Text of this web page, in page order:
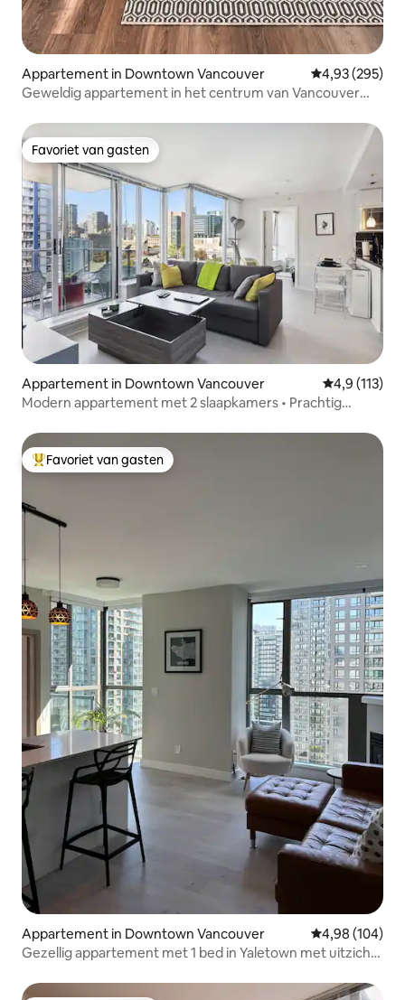
Appartement in Downtown Vancouver Gemiddelde
4,93 (295)
Geweldig appartement in het centrum van Vancouver
Favoriet van gasten
Favoriet van gasten
Appartement in Downtown Vancouver Gemiddelde
4,9 (113)
Modern appartement met 2 slaapkamers • Prachtig
Topfavoriet van gasten
Favoriet van gasten
Appartement in Downtown Vancouver Gemiddelde
4,98 (104)
Gezellig appartement met 1 bed in Yaletown met uitzicht